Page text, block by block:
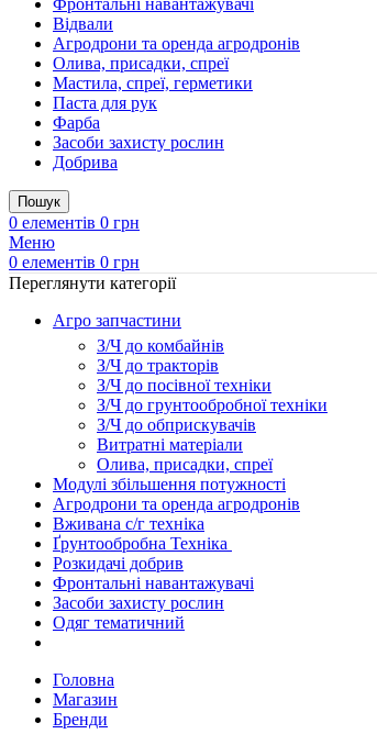
Фронтальні навантажувачі
Відвали
Агродрони та оренда агродронів
Олива, присадки, спреї
Мастила, спреї, герметики
Паста для рук
Фарба
Засоби захисту рослин
Добрива
Пошук
0 елементів 0 грн
Меню
0 елементів 0 грн
Переглянути категорії
Агро запчастини
З/Ч до комбайнів
З/Ч до тракторів
З/Ч до посівної техніки
З/Ч до грунтообробної техніки
З/Ч до обприскувачів
Витратні матеріали
Олива, присадки, спреї
Модулі збільшення потужності
Агродрони та оренда агродронів
Вживана с/г техніка
Ґрунтообробна Техніка
Розкидачі добрив
Фронтальні навантажувачі
Засоби захисту рослин
Одяг тематичний
Головна
Магазин
Бренди